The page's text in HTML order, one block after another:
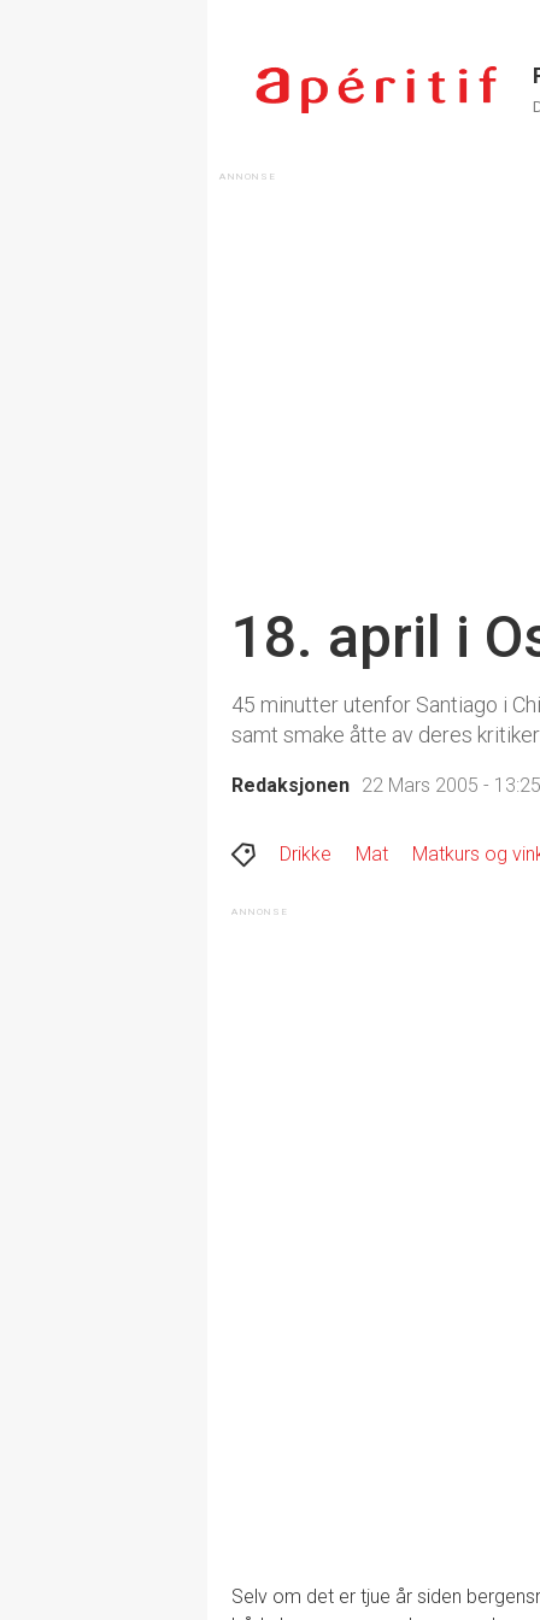
18. april i
45 minutter utenfor Santiago i
samt smake åtte av deres
Redaksjonen 22 Mars 2005 - 13:25
Drikke Mat Matkurs og
Selv om det er tjue år siden